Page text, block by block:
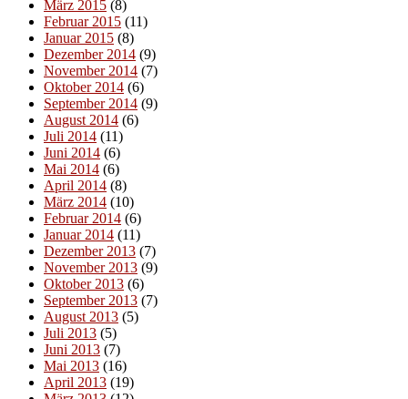
März 2015 (8)
Februar 2015 (11)
Januar 2015 (8)
Dezember 2014 (9)
November 2014 (7)
Oktober 2014 (6)
September 2014 (9)
August 2014 (6)
Juli 2014 (11)
Juni 2014 (6)
Mai 2014 (6)
April 2014 (8)
März 2014 (10)
Februar 2014 (6)
Januar 2014 (11)
Dezember 2013 (7)
November 2013 (9)
Oktober 2013 (6)
September 2013 (7)
August 2013 (5)
Juli 2013 (5)
Juni 2013 (7)
Mai 2013 (16)
April 2013 (19)